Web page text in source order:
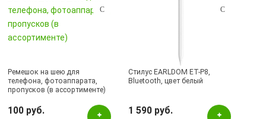
Ремешок на шею для
телефона, фотоаппарата,
пропусков (в ассортименте)
100 руб.
Стилус EARLDOM ET-P8,
Bluetooth, цвет белый
1 590 руб.